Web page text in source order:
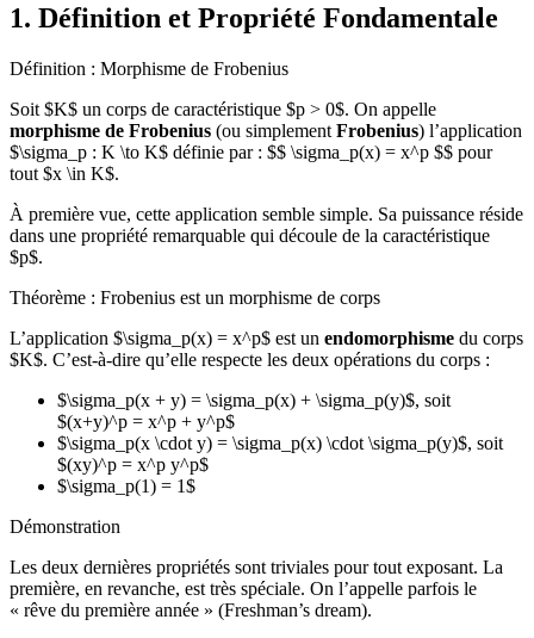
1. Définition et Propriété Fondamentale
Définition : Morphisme de Frobenius
Soit $K$ un corps de caractéristique $p > 0$. On appelle
morphisme de Frobenius (ou simplement Frobenius) l’application
$\sigma_p : K \to K$ définie par : $$ \sigma_p(x) = x^p $$ pour
tout $x \in K$.
À première vue, cette application semble simple. Sa puissance réside
dans une propriété remarquable qui découle de la caractéristique
$p$.
Théorème : Frobenius est un morphisme de corps
L’application $\sigma_p(x) = x^p$ est un endomorphisme du corps
$K$. C’est-à-dire qu’elle respecte les deux opérations du corps :
$\sigma_p(x + y) = \sigma_p(x) + \sigma_p(y)$, soit
$(x+y)^p = x^p + y^p$
$\sigma_p(x \cdot y) = \sigma_p(x) \cdot \sigma_p(y)$, soit
$(xy)^p = x^p y^p$
$\sigma_p(1) = 1$
Démonstration
Les deux dernières propriétés sont triviales pour tout exposant. La
première, en revanche, est très spéciale. On l’appelle parfois le
« rêve du première année » (Freshman’s dream).